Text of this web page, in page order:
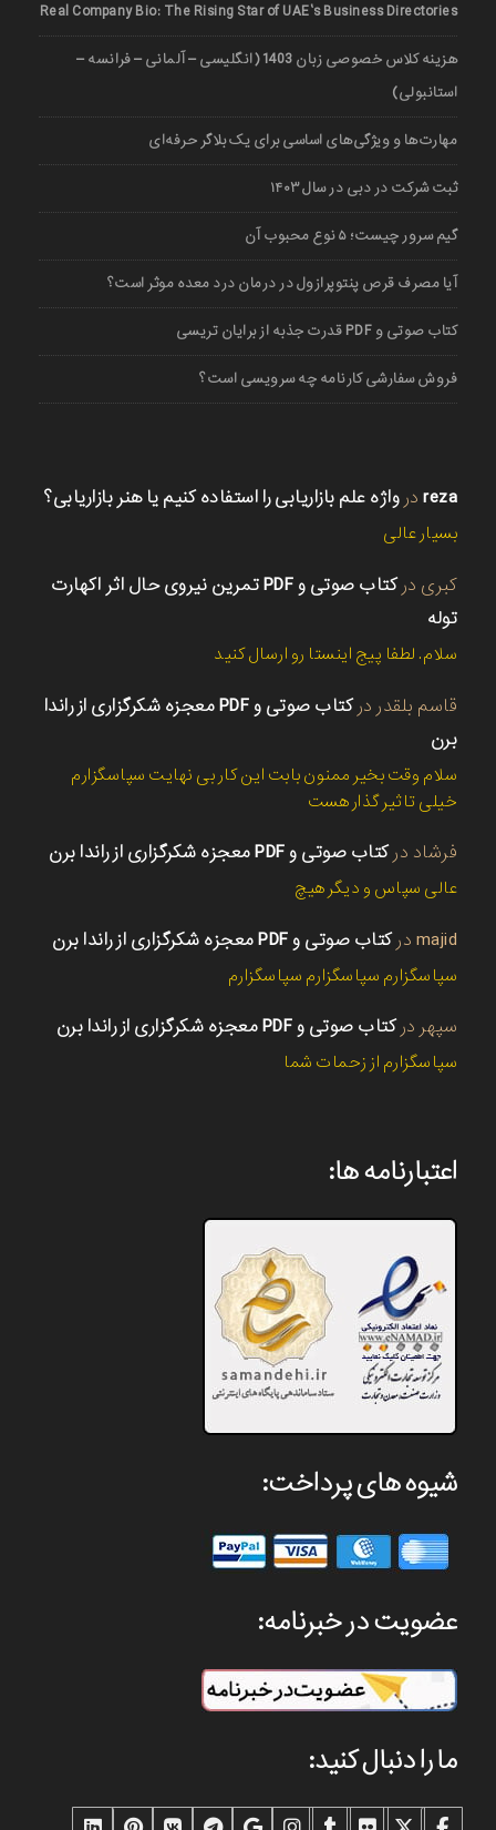
Real Company Bio: The Rising Star of UAE’s Business Directories
هزینه کلاس خصوصی زبان 1403 (انگلیسی – آلمانی – فرانسه –
استانبولی)
مهارت‌ها و ویژگی‌های اساسی برای یک بلاگر حرفه‌ای
ثبت شرکت در دبی در سال ۱۴۰۳
گیم سرور چیست؛ ۵ نوع محبوب آن
آیا مصرف قرص پنتوپرازول در درمان درد معده موثر است؟
کتاب صوتی و PDF قدرت جذبه از برایان تریسی
فروش سفارشی کارنامه چه سرویسی است؟
reza در واژه علم بازاریابی را استفاده کنیم یا هنر بازاریابی؟
بسیار عالی
کبری در
کتاب صوتی و PDF تمرین نیروی حال اثر اکهارت
توله
سلام. لطفا پیج اینستا رو ارسال کنید
قاسم بلقدر در
کتاب صوتی و PDF معجزه شکرگزاری از راندا
برن
سلام وقت بخیر ممنون بابت این کار بی نهایت سپاسگزارم
خیلی تاثیر گذار هست
فرشاد درکتاب صوتی و PDF معجزه شکرگزاری از راندا برن
عالی سپاس و دیگر هیچ
majid درکتاب صوتی و PDF معجزه شکرگزاری از راندا برن
سپاسگزارم سپاسگزارم سپاسگزارم
سپهر درکتاب صوتی و PDF معجزه شکرگزاری از راندا برن
سپاسگزارم از زحمات شما
اعتبارنامه ها:
شیوه های پرداخت:
عضویت در خبرنامه:
ما را دنبال کنید: